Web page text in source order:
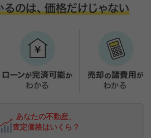
あなたの不動産、
査定価格はいくら？